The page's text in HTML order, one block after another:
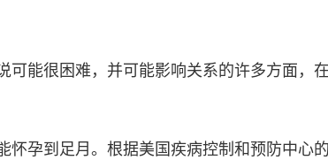
可能很困难，并可能影响关系的许多方面，
怀孕到足月。根据美国疾病控制和预防中心